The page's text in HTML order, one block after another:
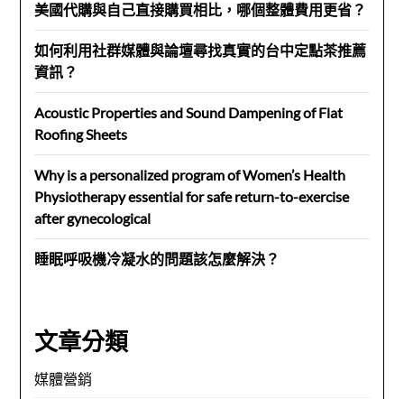
美國代購與自己直接購買相比，哪個整體費用更省？
如何利用社群媒體與論壇尋找真實的台中定點茶推薦
資訊？
Acoustic Properties and Sound Dampening of Flat
Roofing Sheets
Why is a personalized program of Women’s Health
Physiotherapy essential for safe return-to-exercise
after gynecological
睡眠呼吸機冷凝水的問題該怎麼解決？
文章分類
媒體營銷